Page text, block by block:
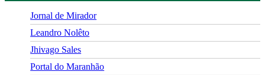
Jornal de Mirador
Leandro Nolêto
Jhivago Sales
Portal do Maranhão